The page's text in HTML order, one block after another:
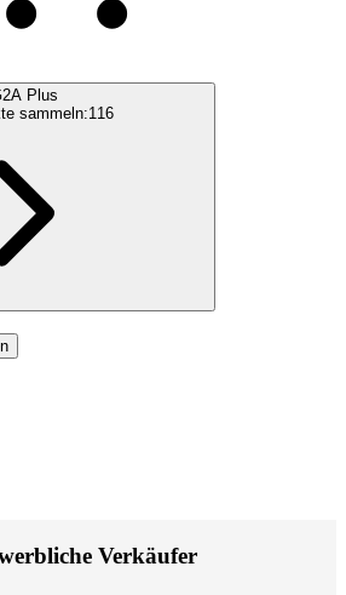
Plus
sammeln:116
Verkäufer